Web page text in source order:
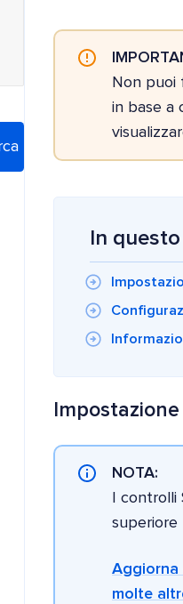
Non puoi
in base a
In
NOTA:
I
superiore
Aggiorna
molte